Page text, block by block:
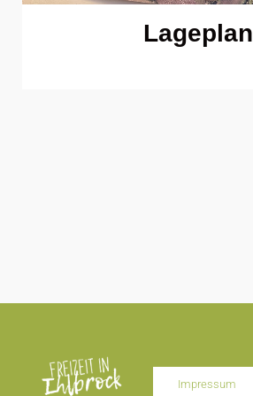
Lageplan
Impressum